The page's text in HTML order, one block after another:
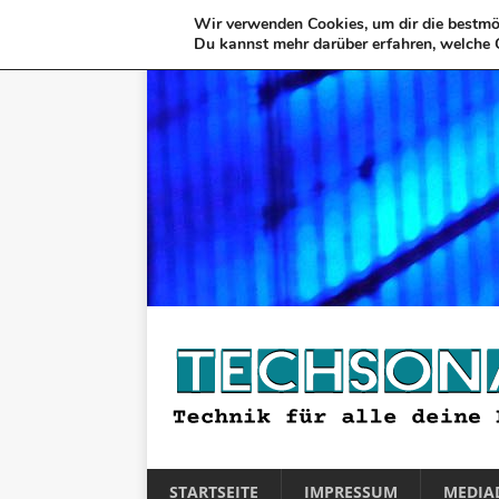
STARTSEITE IMPRESSUM
Wir verwenden Cookies, um dir die
Du kannst mehr darüber erfahren,